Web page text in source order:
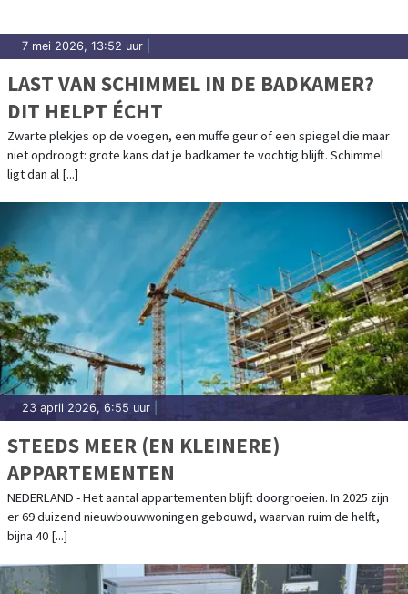
7 mei 2026, 13:52 uur
LAST VAN SCHIMMEL IN DE BADKAMER?
DIT HELPT ÉCHT
Zwarte plekjes op de voegen, een muffe geur of een spiegel die maar
niet opdroogt: grote kans dat je badkamer te vochtig blijft. Schimmel
ligt dan al [...]
23 april 2026, 6:55 uur
STEEDS MEER (EN KLEINERE)
APPARTEMENTEN
NEDERLAND - Het aantal appartementen blijft doorgroeien. In 2025 zijn
er 69 duizend nieuwbouwwoningen gebouwd, waarvan ruim de helft,
bijna 40 [...]